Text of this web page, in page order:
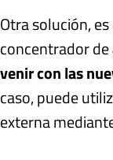
Otra solución,
concentrador de
venir con las
caso, puede
externa